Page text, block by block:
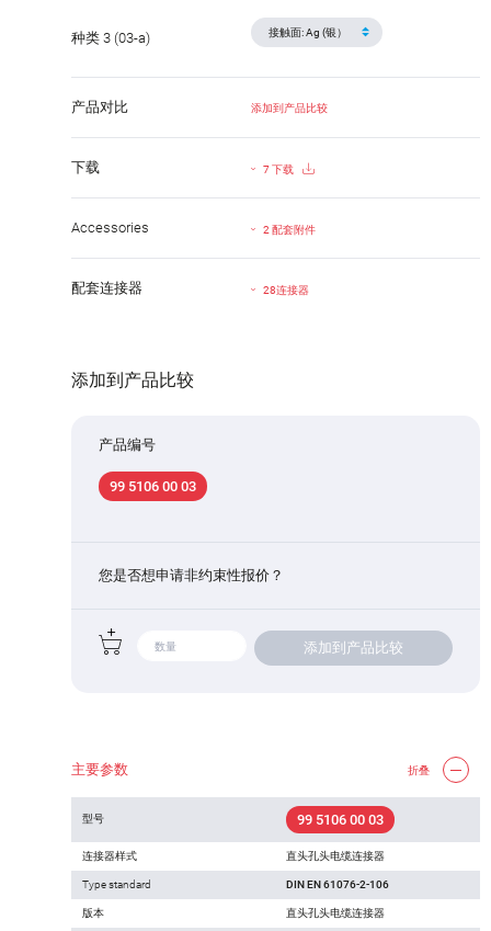
种类 3 (03-a)
产品对比 添加到产品比较
下载 7 下载
Accessories 2 配套附件
配套连接器 28连接器
添加到产品比较
产品编号
99 5106 00 03
您是否想申请非约束性报价？
添加到产品比较
主要参数 折叠
型号 99 5106 00 03
连接器样式 直头孔头电缆连接器
Type standard DIN EN 61076-2-106
版本 直头孔头电缆连接器